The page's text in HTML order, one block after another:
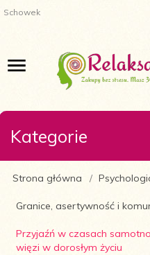
Schowek
Kategorie
Strona główna
Granice, asertywność i
Przyjaźń w czasach
więzi w dorosłym życiu